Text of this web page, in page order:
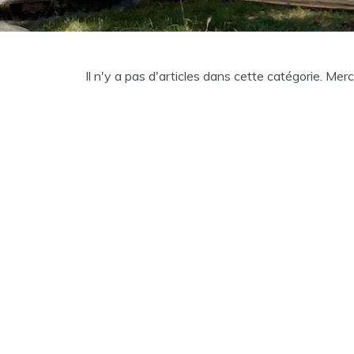
Il n'y a pas d'articles dans cette catégorie.